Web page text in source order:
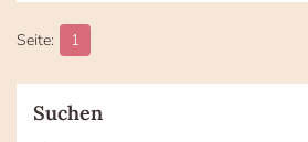
1
Suchen